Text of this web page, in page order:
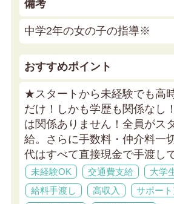
備考
中学2年の女の子の指導※
おすすめポイント
★スタートから未経験でも高
だけ！しかも学歴も関係なし
は関係ありません！全員がス
給。さらに手数料・仲介料一
代はすべて直接現金で手渡し
未経験OK 交通費支給
大学
給料手渡し
高収入
サポー